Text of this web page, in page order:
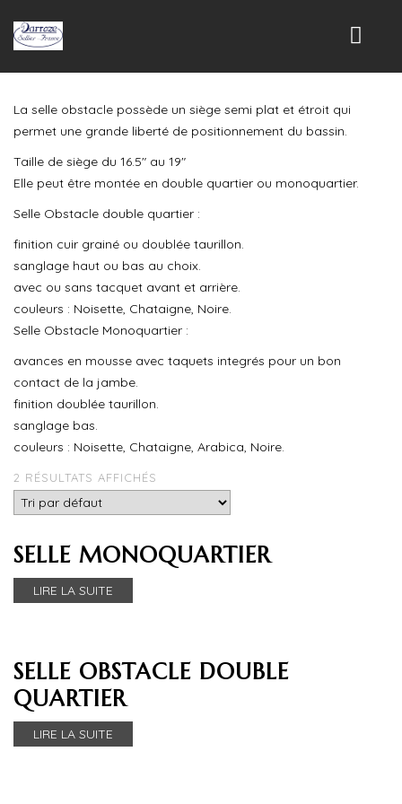
ACCUEIL
NOS PRODUITS
LES SELLES
SELLES MIXTES
SELLES D’OBSTACLES
SELLES DE CROSS
SELLES D’ENDURANCE
ACCESSOIRES
EQUIPEMENTS DIVERS
PRODUITS D’ENTRETIEN
TARIFS
PARTENAIRES
ACTUALITÉS
CONTACT
FR
La selle obstacle possède un siège semi plat et étroit qui
permet une grande liberté de positionnement du bassin.
Taille de siège du 16.5″ au 19″
Elle peut être montée en double quartier ou monoquartier.
Selle Obstacle double quartier :
finition cuir grainé ou doublée taurillon.
sanglage haut ou bas au choix.
avec ou sans tacquet avant et arrière.
couleurs : Noisette, Chataigne, Noire.
Selle Obstacle Monoquartier :
avances en mousse avec taquets integrés pour un bon
contact de la jambe.
finition doublée taurillon.
sanglage bas.
couleurs : Noisette, Chataigne, Arabica, Noire.
2 RÉSULTATS AFFICHÉS
SELLE MONOQUARTIER
LIRE LA SUITE
SELLE OBSTACLE DOUBLE
QUARTIER
LIRE LA SUITE